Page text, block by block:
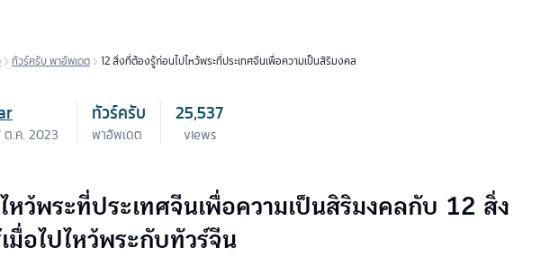
ทัวร์ครับ พาอัพเดต 12 สิ่งที่ต้องรู้ก่อนไปไหว้พระที่ประเทศจีนเพื่อความเป็นสิริมงคล
ต.ค. 2023
ทัวร์ครับ
พาอัพเดต
25,537
views
ว้พระที่ประเทศจีนเพื่อความเป็นสิริมงคลกับ 12 สิ่ง
มื่อไปไหว้พระกับทัวร์จีน